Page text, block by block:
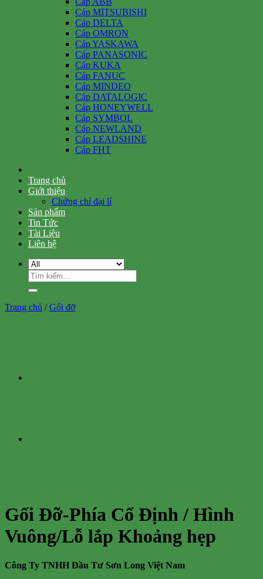
Cáp MITSUBISHI
Cáp DELTA
Cáp OMRON
Cáp YASKAWA
Cáp PANASONIC
Cáp KUKA
Cáp FANUC
Cáp MINDEO
Cáp DATALOGIC
Cáp HONEYWELL
Cáp SYMBOL
Cáp NEWLAND
Cáp LEADSHINE
Cáp FHT
Trang chủ
Giới thiệu
Chứng chỉ đại lí
Sản phẩm
Tin Tức
Tài Liệu
Liên hệ
Tìm
kiếm:
Trang chủ / Gối đỡ
Gối Đỡ-Phía Cố Định / Hình
Vuông/Lỗ lắp Khoảng hẹp
Công Ty TNHH Đầu Tư Sơn Long Việt Nam